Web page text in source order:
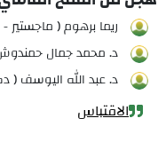
ريما برهوم ( ماجستير
د. محمد جمال
د. عبد الله اليوسف (
الاقتباس